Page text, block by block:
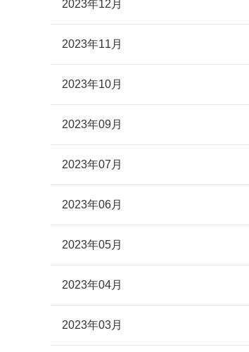
2023年12月
2023年11月
2023年10月
2023年09月
2023年07月
2023年06月
2023年05月
2023年04月
2023年03月